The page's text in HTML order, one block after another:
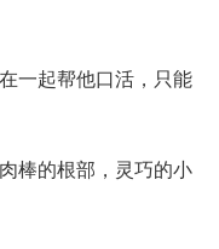
一起帮他口活，只能
棒的根部，灵巧的小